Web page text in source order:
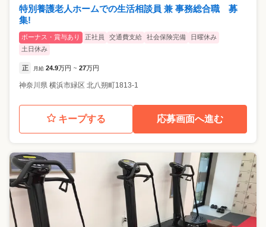
特別養護老人ホームでの生活相談員 兼 事務総合職 募
集!
ボーナス・賞与あり 正社員 交通費支給 社会保険完備
日曜休み
土日休み
正 月給 24.9万円 ~ 27万円
神奈川県 横浜市緑区 北八朔町1813-1
キープする 応募画面へ進む